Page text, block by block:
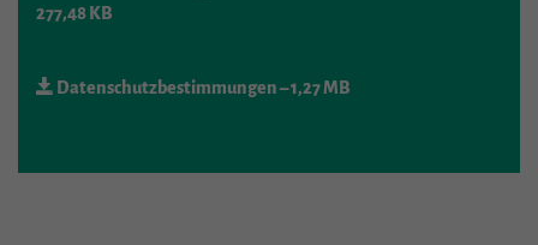
277,48 KB
Datenschutzbestimmungen– 1,27 MB